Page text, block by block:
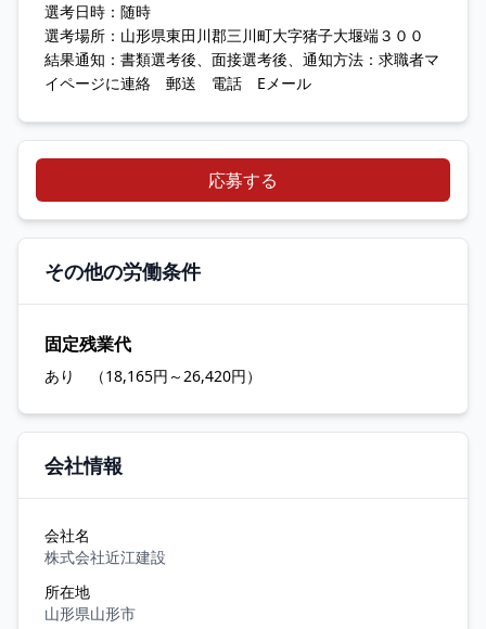
選考日時：随時
選考場所：山形県東田川郡三川町大字猪子大堰端３００
結果通知：書類選考後、面接選考後、通知方法：求職者マ
イページに連絡 郵送 電話 Eメール
応募する
その他の労働条件
固定残業代
あり （18,165円～26,420円）
会社情報
会社名
株式会社近江建設
所在地
山形県山形市